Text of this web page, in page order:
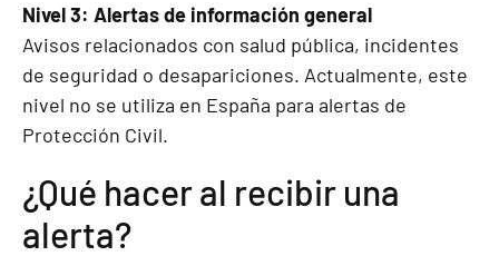
Nivel 3: Alertas de información general
Avisos relacionados con salud pública, incidentes
de seguridad o desapariciones. Actualmente, este
nivel no se utiliza en España para alertas de
Protección Civil.
¿Qué hacer al recibir una
alerta?